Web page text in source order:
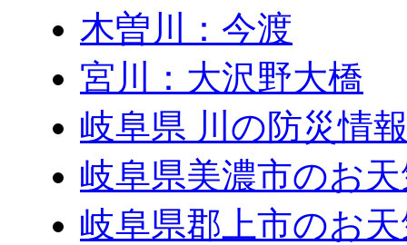
木曽川：今渡
宮川：大沢野大橋
岐阜県 川の防災情
岐阜県美濃市のお
岐阜県郡上市のお